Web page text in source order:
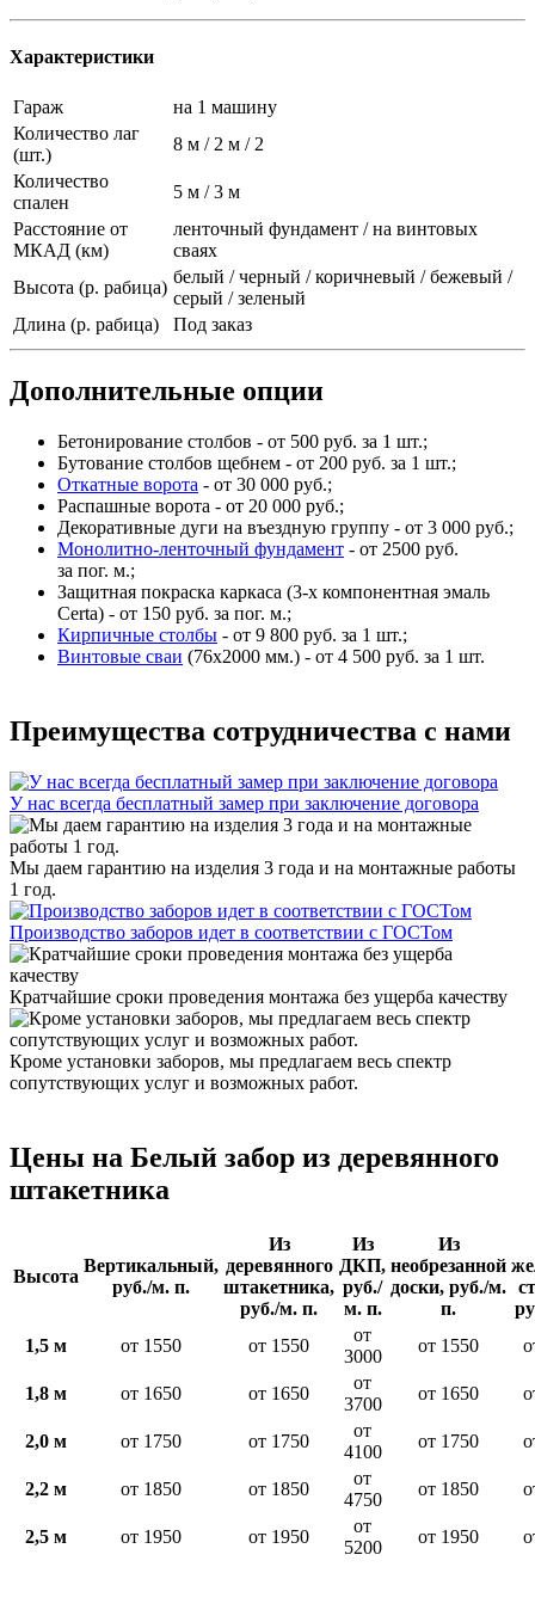
Характеристики
Гараж
на 1 машину
Количество лаг
(шт.)
8 м / 2 м / 2
Количество
спален
5 м / 3 м
Расстояние от
МКАД (км)
ленточный фундамент / на винтовых
сваях
Высота (р. рабица)
белый / черный / коричневый / бежевый /
серый / зеленый
Длина (р. рабица)
Под заказ
Дополнительные опции
Бетонирование столбов - от 500 руб. за 1 шт.;
Бутование столбов щебнем - от 200 руб. за 1 шт.;
Откатные ворота - от 30 000 руб.;
Распашные ворота - от 20 000 руб.;
Декоративные дуги на въездную группу - от 3 000 руб.;
Монолитно-ленточный фундамент - от 2500 руб.
за пог. м.;
Защитная покраска каркаса (3-х компонентная эмаль
Certa) - от 150 руб. за пог. м.;
Кирпичные столбы - от 9 800 руб. за 1 шт.;
Винтовые сваи (76x2000 мм.) - от 4 500 руб. за 1 шт.
Преимущества сотрудничества с нами
У нас всегда бесплатный замер при заключение договора
Мы даем гарантию на изделия 3 года и на монтажные работы
1 год.
Производство заборов идет в соответствии с ГОСТом
Кратчайшие сроки проведения монтажа без ущерба качеству
Кроме установки заборов, мы предлагаем весь спектр
сопутствующих услуг и возможных работ.
Цены на Белый забор из деревянного
штакетника
Высота
Вертикальный,
руб./м. п.
Из
деревянного
штакетника,
руб./м. п.
Из
ДКП,
руб./
м. п.
Из
необрезанной
доски, руб./м.
п.
1,5 м
от 1550 от 1550
от
3000
от 1550
1,8 м от 1650 от 1650
от
3700
от 1650
2,0 м от 1750 от 1750
от
4100
от 1750
2,2 м от 1850 от 1850
от
4750
от 1850
2,5 м от 1950 от 1950
от
5200
от 1950